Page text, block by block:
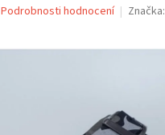
Podrobnosti hodnocení Značka: